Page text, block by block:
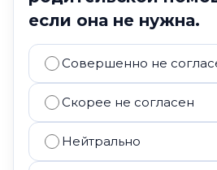
если она не нужна.
Совершенно не
Скорее не согласен
Нейтрально